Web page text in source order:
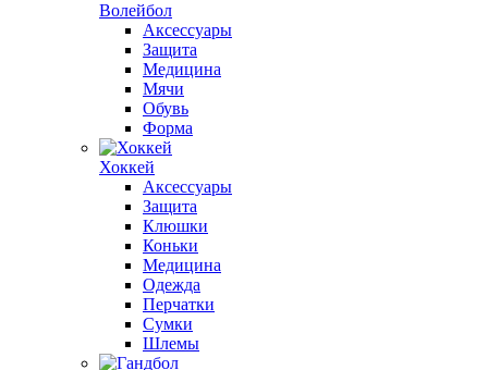
Волейбол
Аксессуары
Защита
Медицина
Мячи
Обувь
Форма
Хоккей
Аксессуары
Защита
Клюшки
Коньки
Медицина
Одежда
Перчатки
Сумки
Шлемы